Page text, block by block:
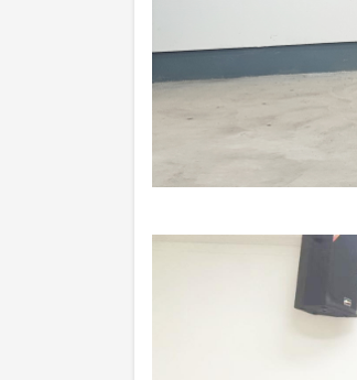
（公司常务